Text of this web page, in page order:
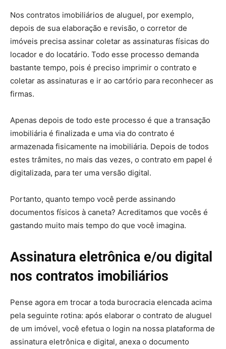
Nos contratos imobiliários de aluguel, por exemplo,
depois de sua elaboração e revisão, o corretor de
imóveis precisa assinar coletar as assinaturas físicas do
locador e do locatário. Todo esse processo demanda
bastante tempo, pois é preciso imprimir o contrato e
coletar as assinaturas e ir ao cartório para reconhecer as
firmas.
Apenas depois de todo este processo é que a transação
imobiliária é finalizada e uma via do contrato é
armazenada fisicamente na imobiliária. Depois de todos
estes trâmites, no mais das vezes, o contrato em papel é
digitalizada, para ter uma versão digital.
Portanto, quanto tempo você perde assinando
documentos físicos à caneta? Acreditamos que vocês é
gastando muito mais tempo do que você imagina.
Assinatura eletrônica e/ou digital
nos contratos imobiliários
Pense agora em trocar a toda burocracia elencada acima
pela seguinte rotina: após elaborar o contrato de aluguel
de um imóvel, você efetua o login na nossa plataforma de
assinatura eletrônica e digital, anexa o documento